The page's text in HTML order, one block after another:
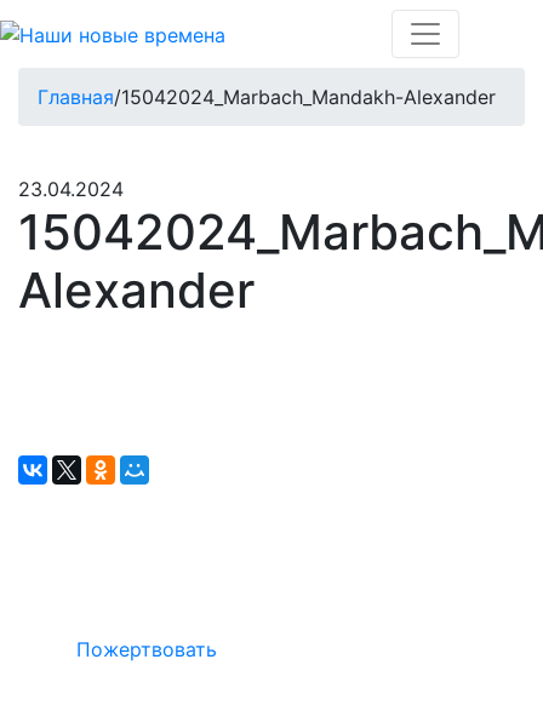
Главная/15042024_Marbach_Mandakh-Alexander
23.04.2024
Alexander
Пожертвовать